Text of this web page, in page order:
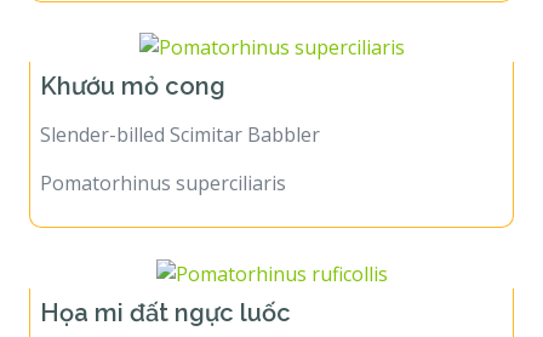
Khướu mỏ cong
Slender-billed Scimitar Babbler
Pomatorhinus superciliaris
Họa mi đất ngực luốc